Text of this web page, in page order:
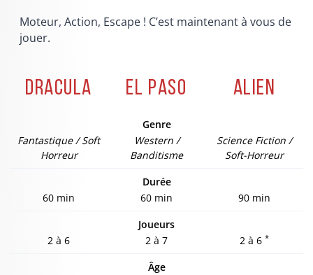
Moteur, Action, Escape ! C’est maintenant à vous de
jouer.
DRACULA EL PASO ALIEN
Genre
Fantastique / Soft
Horreur
Western /
Banditisme
Science Fiction /
Soft-Horreur
Durée
60 min
60 min
90 min
Joueurs
2 à 6
2 à 7 2 à 6 *
Âge